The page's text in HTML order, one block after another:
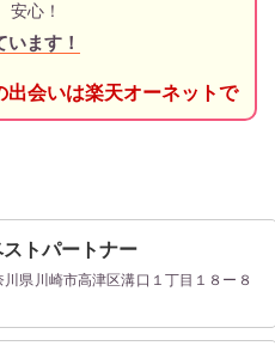
安心！
ます！
出会いは楽天オーネットで
トパートナー
県川崎市高津区溝口１丁目１８ー８